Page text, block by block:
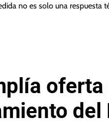
no es solo una respuesta